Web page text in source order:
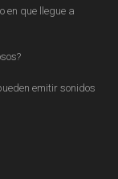
en que llegue a
emitir sonidos